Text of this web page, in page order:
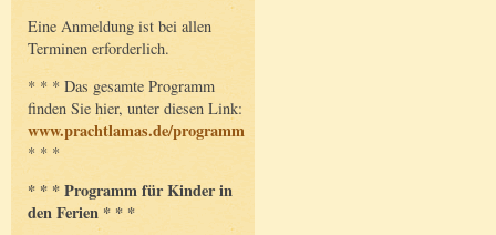
Eine Anmeldung ist bei allen
Terminen erforderlich.
* * * Das gesamte Programm
finden Sie hier, unter diesen Link:
www.prachtlamas.de/programm
* * *
* * * Programm für Kinder in
den Ferien * * *